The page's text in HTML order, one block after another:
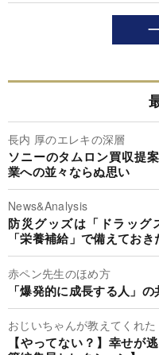
長内 厚のエレキの深層
ソニーのタムロン買収提
業への並々ならぬ思い
News&Analysis
防災グッズは「ドラッグ
「栄養補給」で備えてお
赤ペン先生のほめ方
「爆発的に成長する人」
おじいちゃんが教えてくれ
【やってない？】幸せが